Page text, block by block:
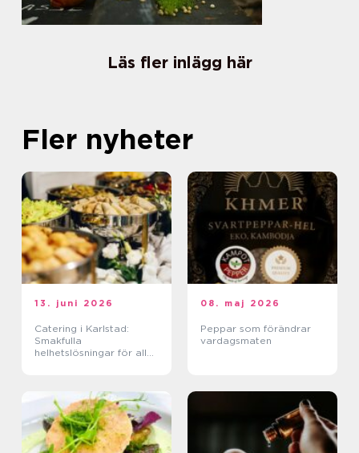
Läs fler inlägg här
Fler nyheter
13. juni 2026
Catering i Karlstad:
Smakfulla
helhetslösningar för alla
08. maj 2026
Peppar som förändrar
vardagsmaten